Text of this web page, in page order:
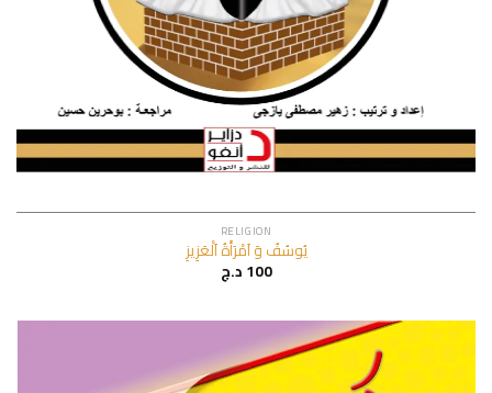
RELIGION
يُوسُفُ وَ اَمْرَأَةُ اَلْعَزِيزِ
100د.ج